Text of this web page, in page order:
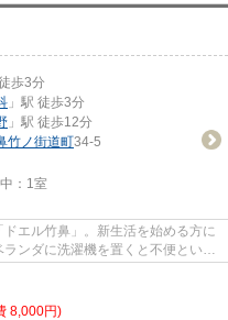
歩3分
」駅 徒歩3分
」駅 徒歩12分
竹ノ街道町34-5
： 1室
エル竹鼻」。新生活を始める方に
ンダに洗濯機を置くと不便という
8,000円)